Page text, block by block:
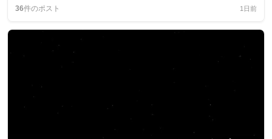
36件のポスト 1日前